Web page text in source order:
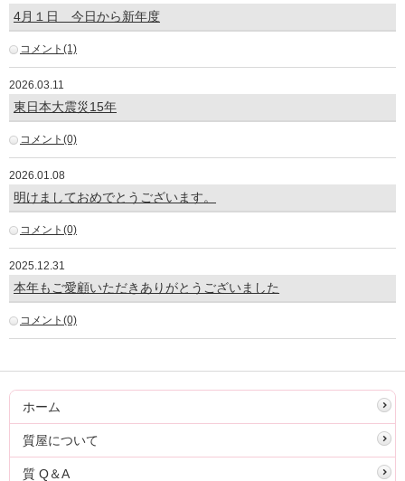
4月１日 今日から新年度
コメント(1)
2026.03.11
東日本大震災15年
コメント(0)
2026.01.08
明けましておめでとうございます。
コメント(0)
2025.12.31
本年もご愛顧いただきありがとうございました
コメント(0)
ホーム
質屋について
質 Q＆A